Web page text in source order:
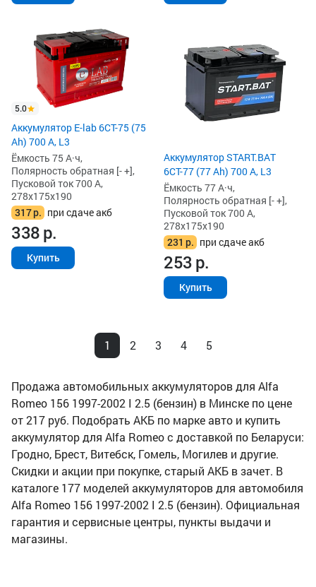
5.0
Аккумулятор E-lab 6СТ-75 (75
Ah) 700 А, L3
Ёмкость 75 А·ч,
Полярность обратная [- +],
Пусковой ток 700 А,
278x175x190
317р. при сдаче акб
338р.
Купить
Аккумулятор START.BAT
6СТ-77 (77 Ah) 700 А, L3
Ёмкость 77 А·ч,
Полярность обратная [- +],
Пусковой ток 700 А,
278x175x190
231 р. при сдаче акб
253р.
Купить
1 2 3 4 5
Продажа автомобильных аккумуляторов для Alfa
Romeo 156 1997-2002 I 2.5 (бензин) в Минске по цене
от 217 руб. Подобрать АКБ по марке авто и купить
аккумулятор для Alfa Romeo с доставкой по Беларуси:
Гродно, Брест, Витебск, Гомель, Могилев и другие.
Скидки и акции при покупке, старый АКБ в зачет. В
каталоге 177 моделей аккумуляторов для автомобиля
Alfa Romeo 156 1997-2002 I 2.5 (бензин). Официальная
гарантия и сервисные центры, пункты выдачи и
магазины.